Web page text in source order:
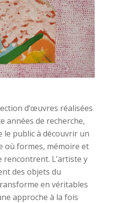
d’œuvres réalisées
années de recherche,
le public à découvrir un
où formes, mémoire et
L’artiste y
des objets du
en véritables
approche à la fois